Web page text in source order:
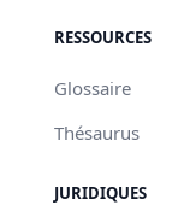
RESSOURCES
Glossaire
Thésaurus
JURIDIQUES